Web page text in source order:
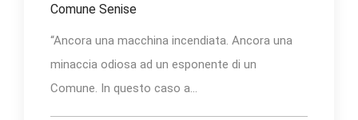
Comune Senise
“Ancora una macchina incendiata. Ancora una
minaccia odiosa ad un esponente di un
Comune. In questo caso a...